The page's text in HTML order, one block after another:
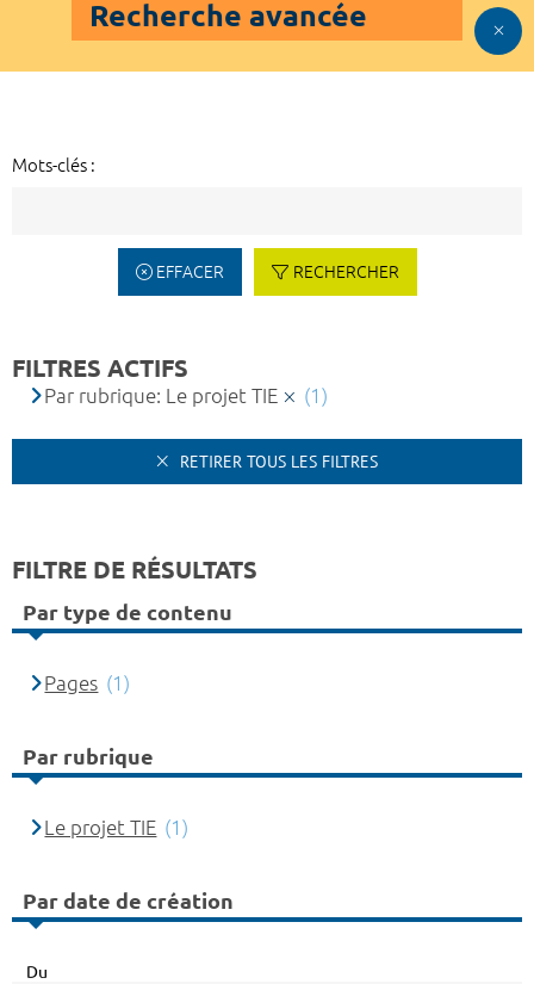
Recherche avancée
Mots-clés :
EFFACER RECHERCHER
FILTRES ACTIFS
Par rubrique: Le projet TIE (1)
RETIRER TOUS LES FILTRES
FILTRE DE RÉSULTATS
Par type de contenu
Pages (1)
Par rubrique
Le projet TIE (1)
Par date de création
Du